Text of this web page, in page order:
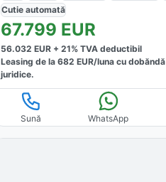
Cutieautomată
67.799 EUR
56.032 EUR +21% TVA deductibil
Leasing de la682 EUR/luna cu dobăndă
juridice.
Sună WhatsApp